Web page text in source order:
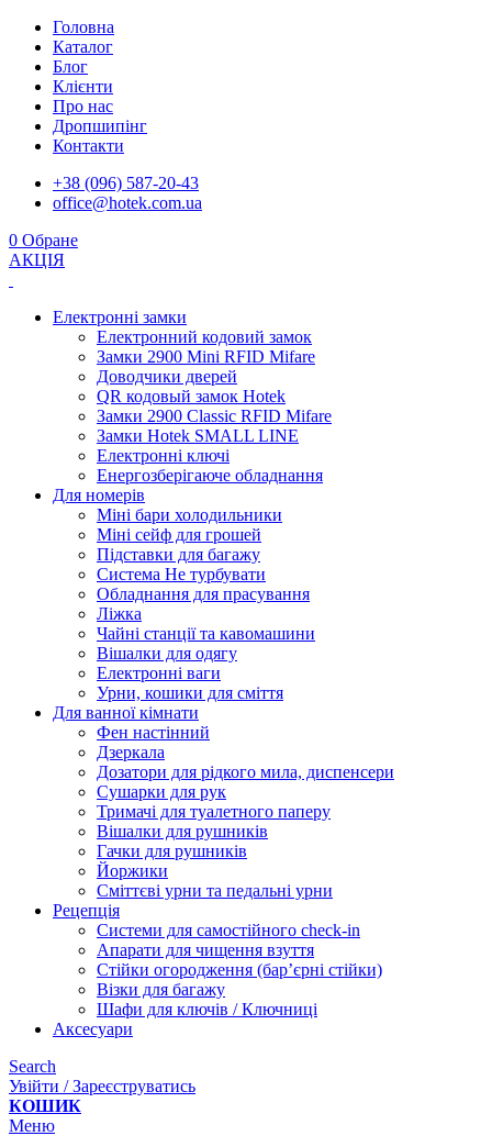
Головна
Каталог
Блог
Клієнти
Про нас
Дропшипінг
Контакти
+38 (096) 587-20-43
office@hotek.com.ua
0 Обране
АКЦІЯ
Електронні замки
Електронний кодовий замок
Замки 2900 Mini RFID Mifare
Доводчики дверей
QR кодовый замок Hotek
Замки 2900 Classic RFID Mifare
Замки Hotek SMALL LINE
Електронні ключі
Енергозберігаюче обладнання
Для номерів
Міні бари холодильники
Міні сейф для грошей
Підставки для багажу
Система Не турбувати
Обладнання для прасування
Ліжка
Чайні станції та кавомашини
Вішалки для одягу
Електронні ваги
Урни, кошики для сміття
Для ванної кімнати
Фен настінний
Дзеркала
Дозатори для рідкого мила, диспенсери
Сушарки для рук
Тримачі для туалетного паперу
Вішалки для рушників
Гачки для рушників
Йоржики
Сміттєві урни та педальні урни
Рецепція
Системи для самостійного check-in
Апарати для чищення взуття
Стійки огородження (бар’єрні стійки)
Візки для багажу
Шафи для ключів / Ключниці
Аксесуари
Search
Увійти / Зареєструватись
КОШИК
Меню